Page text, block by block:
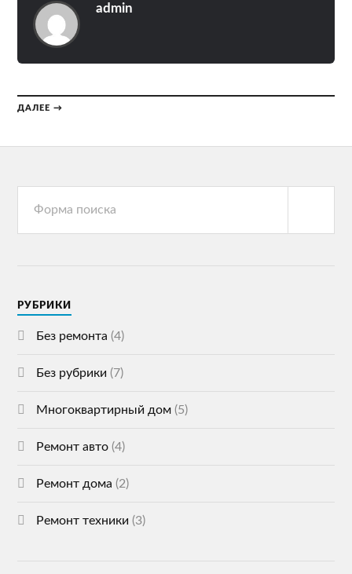
admin
ДАЛЕЕ →
РУБРИКИ
Без ремонта (4)
Без рубрики (7)
Многоквартирный дом (5)
Ремонт авто (4)
Ремонт дома (2)
Ремонт техники (3)